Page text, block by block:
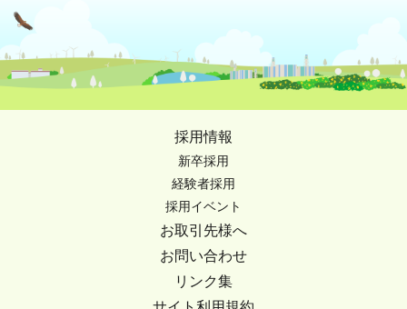
採用情報
新卒採用
経験者採用
採用イベント
お取引先様へ
お問い合わせ
リンク集